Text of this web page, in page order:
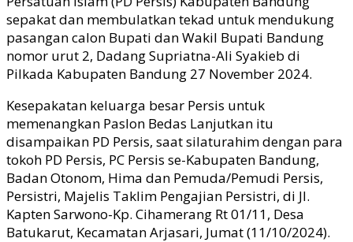
sepakat dan membulatkan tekad untuk mendukung
pasangan calon Bupati dan Wakil Bupati Bandung
nomor urut 2, Dadang Supriatna-Ali Syakieb di
Pilkada Kabupaten Bandung 27 November 2024.
Kesepakatan keluarga besar Persis untuk
memenangkan Paslon Bedas Lanjutkan itu
disampaikan PD Persis, saat silaturahim dengan para
tokoh PD Persis, PC Persis se-Kabupaten Bandung,
Badan Otonom, Hima dan Pemuda/Pemudi Persis,
Persistri, Majelis Taklim Pengajian Persistri, di JI.
Kapten Sarwono-Kp. Cihamerang Rt 01/11, Desa
Batukarut, Kecamatan Arjasari, Jumat (11/10/2024).